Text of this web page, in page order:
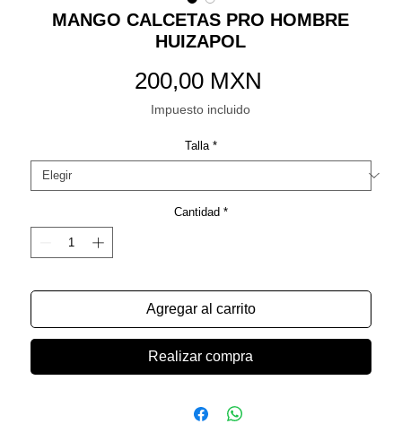
MANGO CALCETAS PRO HOMBRE
HUIZAPOL
200,00 MXN
Impuesto incluido
Talla *
Cantidad *
Agregar al carrito
Realizar compra